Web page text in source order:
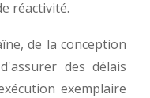
réactivité.
de la conception
des délais
exemplaire